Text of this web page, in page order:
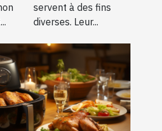
servent à des fins
diverses. Leur...